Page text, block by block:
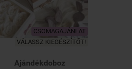
CSOMAGAJÁNLAT
VÁLASSZ KIEGÉSZÍTŐT!
Ajándékdoboz